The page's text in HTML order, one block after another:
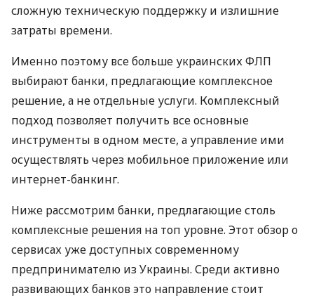
сложную техническую поддержку и излишние
затраты времени.
Именно поэтому все больше украинских ФЛП
выбирают банки, предлагающие комплексное
решение, а не отдельные услуги. Комплексный
подход позволяет получить все основные
инструменты в одном месте, а управление ими
осуществлять через мобильное приложение или
интернет-банкинг.
Ниже рассмотрим банки, предлагающие столь
комплексные решения на топ уровне. Этот обзор о
сервисах уже доступных современному
предпринимателю из Украины. Среди активно
развивающих банков это направление стоит